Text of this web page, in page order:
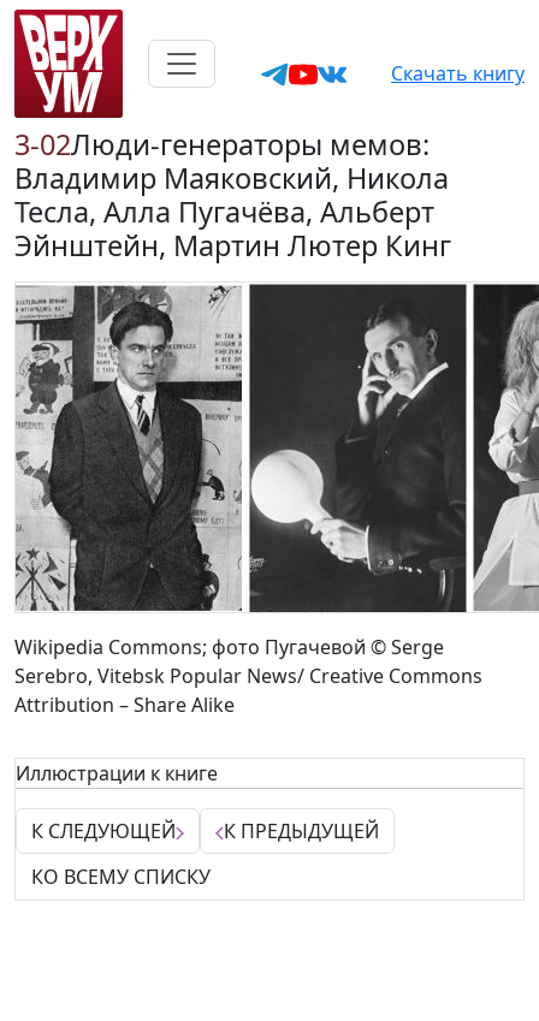
Скачать книгу
3-02Люди-генераторы мемов:
Владимир Маяковский, Никола
Тесла, Алла Пугачёва, Альберт
Эйнштейн, Мартин Лютер Кинг
Wikipedia Commons; фото Пугачевой © Serge
Serebro, Vitebsk Popular News/ Creative Commons
Attribution – Share Alike
Иллюстрации к книге
К СЛЕДУЮЩЕЙ
К ПРЕДЫДУЩЕЙ
КО ВСЕМУ СПИСКУ